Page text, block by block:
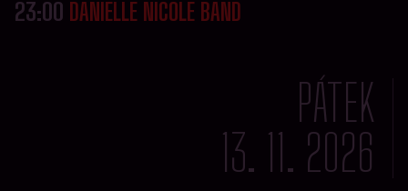
23:00 DANIELLE NICOLE BAND
PÁTEK
13. 11. 2026